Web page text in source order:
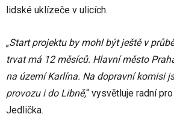
lidské uklízeče v ulicích.
„Start projektu by mohl být ještě v
trvat má 12 měsíců. Hlavní město
na území Karlína. Na dopravní komisi
provozu i do Libně,“ vysvětluje radní
Jedlička.